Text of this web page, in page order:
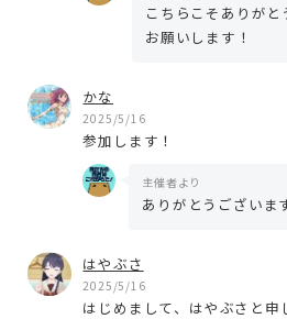
こちらこそありがと
お願いします！
かな
2025/5/16
参加します！
主催者より
ありがとうございま
はやぶさ
2025/5/16
はじめまして、はやぶさと申